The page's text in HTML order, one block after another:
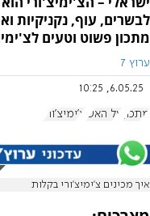
לבשרים, עוף, נקניקיות
מתכון פשוט וטעים
ערוץ 7
6.05.25, 10:25
מתכון על האש צ'ימיצ'ורי
איך מכינים צ'ימיצ'ורי בקלות